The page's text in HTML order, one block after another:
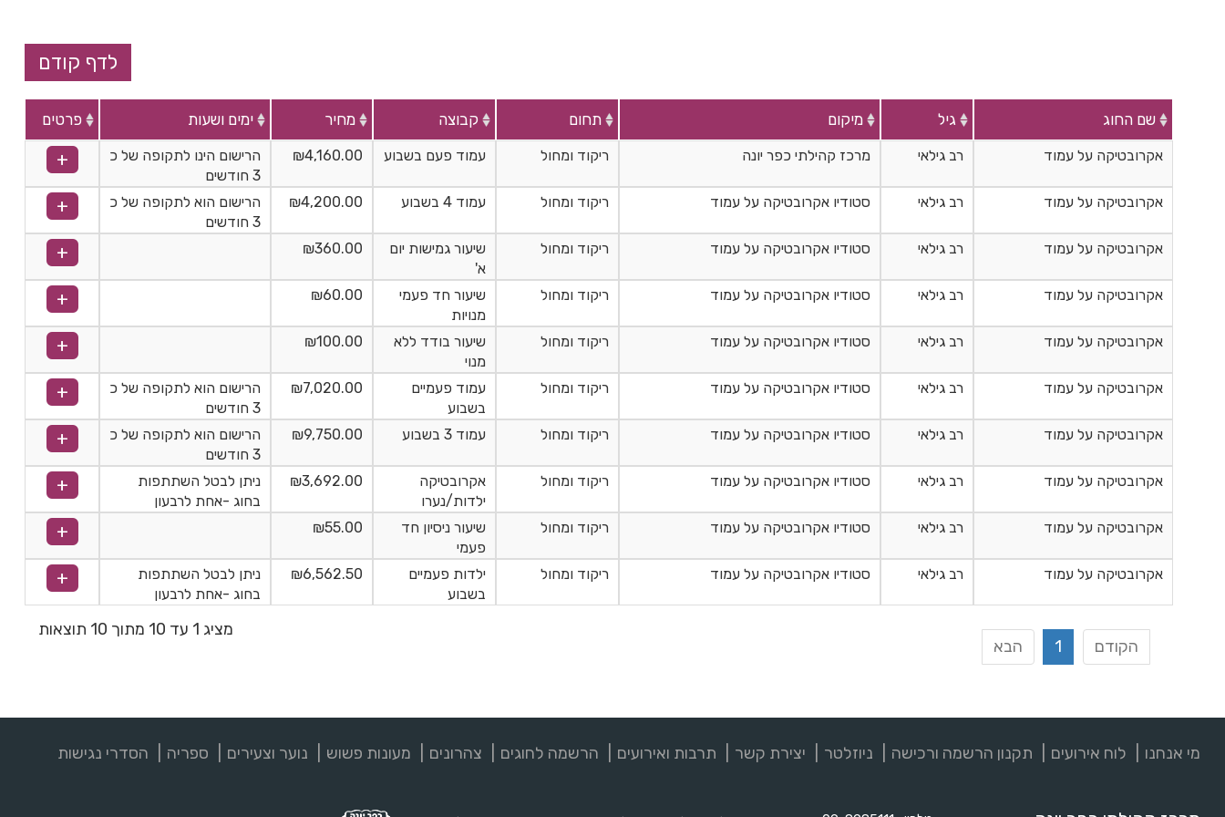
שם החוג גיל מיקום תחום קבוצה מחיר ימים ושעות פרטים
אקרובטיקה על עמוד רב גילאי מרכז קהילתי כפר יונה ריקוד ומחול עמוד פעם בשבוע ₪4,160.00
הרישום הינו לתקופה של כ
3 חודשים
אקרובטיקה על עמוד
רב גילאי סטודיו אקרובטיקה על עמוד ריקוד ומחול עמוד 4 בשבוע ₪4,200.00
הרישום הוא לתקופה של כ
3 חודשים
אקרובטיקה על עמוד
רב גילאי סטודיו אקרובטיקה על עמוד ריקוד ומחול
שיעור גמישות יום
א'
₪360.00
אקרובטיקה על עמוד רב גילאי סטודיו אקרובטיקה על עמוד ריקוד ומחול
שיעור חד פעמי
מנויות
₪60.00
אקרובטיקה על עמוד רב גילאי סטודיו אקרובטיקה על עמוד ריקוד ומחול
שיעור בודד ללא
מנוי
₪100.00
אקרובטיקה על עמוד רב גילאי סטודיו אקרובטיקה על עמוד ריקוד ומחול
עמוד פעמיים
בשבוע
₪7,020.00
הרישום הוא לתקופה של כ
3 חודשים
אקרובטיקה על עמוד
רב גילאי סטודיו אקרובטיקה על עמוד ריקוד ומחול עמוד 3 בשבוע ₪9,750.00
הרישום הוא לתקופה של כ
3 חודשים
אקרובטיקה על עמוד
רב גילאי סטודיו אקרובטיקה על עמוד ריקוד ומחול
אקרובטיקה
ילדות/נערו
₪3,692.00
ניתן לבטל השתתפות
בחוג -אחת לרבעון
אקרובטיקה על עמוד
רב גילאי סטודיו אקרובטיקה על עמוד ריקוד ומחול
שיעור ניסיון חד
פעמי
₪55.00
אקרובטיקה על עמוד רב גילאי סטודיו אקרובטיקה על עמוד ריקוד ומחול
ילדות פעמיים
בשבוע
₪6,562.50
ניתן לבטל השתתפות
בחוג -אחת לרבעון
מציג 1 עד 10 מתוך 10 תוצאות
הקודם
1 הבא
מי אנחנו לוח אירועים תקנון הרשמה ורכישה ניוזלטר יצירת קשר תרבות ואירועים הרשמה לחוגים צהרונים מעונות פשוש נוער וצעירים ספריה הסדרי נגישות